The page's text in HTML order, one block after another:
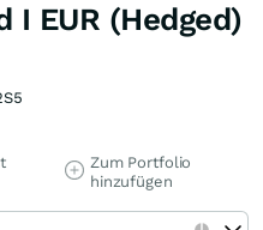
I EUR (Hedged)
Zum Portfolio
hinzufügen